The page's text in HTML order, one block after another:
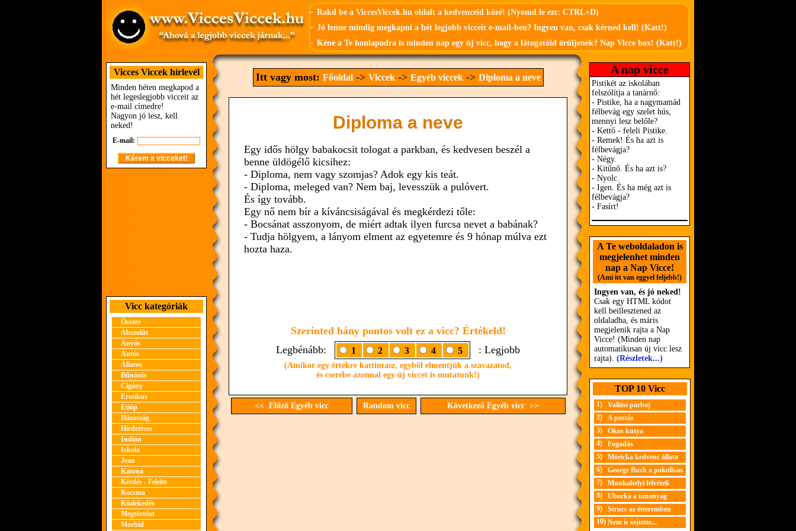
- Rakd be a ViccesViccek.hu oldalt a kedvenceid közé! (Nyomd le ezt: CTRL+D)
- Jó lenne mindig megkapni a hét legjobb vicceit e-mail-ben? Ingyen van, csak kérned kell! (Katt!)
- Kéne a Te honlapodra is minden nap egy új vicc, hogy a látogatóid örüljenek? Nap Vicce box! (Katt!)
Vicces Viccek hírlevél
Minden héten megkapod a
hét legeslegjobb vicceit az
e-mail címedre!
Nagyon jó lesz, kell
neked!
E-mail:
Vicc kategóriák
Összes
Abszolút
Anyós
Autós
Állatos
Bűnözős
Cigány
Erotikus
Etióp
Házasság
Hirdetéses
Indián
Iskola
Jean
Katona
Kérdés - Felelet
Kocsma
Közlekedés
Megtörtént
Morbid
Itt vagy most: Főoldal-> Viccek-> Egyéb viccek-> Diploma a neve
Diploma a neve
Egy idős hölgy babakocsit tologat a parkban, és kedvesen beszél a
benne üldögélő kicsihez:
- Diploma, nem vagy szomjas? Adok egy kis teát.
- Diploma, meleged van? Nem baj, levesszük a pulóvert.
És így tovább.
Egy nő nem bír a kíváncsiságával és megkérdezi tőle:
- Bocsánat asszonyom, de miért adtak ilyen furcsa nevet a babának?
- Tudja hölgyem, a lányom elment az egyetemre és 9 hónap múlva ezt
hozta haza.
Szerinted hány pontos volt ez a vicc? Értékeld!
Legbénább:
1 2 3 4 5 : Legjobb
(Amikor egy értékre kattintasz, egyből elmentjük a szavazatod,
és cserébe azonnal egy új viccet is mutatunk!)
<< Előző Egyéb vicc Random vicc Következő Egyéb vicc >>
A nap vicce
A Te weboldaladon is
megjelenhet minden
nap a Nap Vicce!
(Ami itt van eggyel feljebb!)
Ingyen van, és jó neked!
Csak egy HTML kódot
kell beillesztened az
oldaladba, és máris
megjelenik rajta a Nap
Vicce! (Minden nap
automatikusan új vicc lesz
rajta). (Részletek...)
TOP 10 Vicc
1)
Vallási párbaj
2)
A postás
3)
Okos kutya
4)
Fogadás
5)
Móricka kedvenc állata
6)
George Bush a pokolban
7)
Munkahelyi felvételi
8)
Uborka a tananyag
9)
Strucc az étteremben
10) Nem is sejtette...